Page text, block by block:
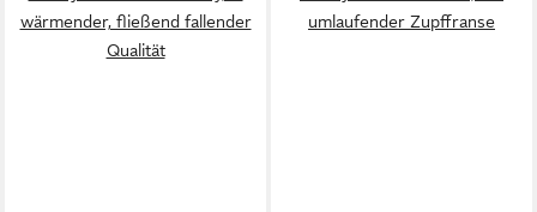
wärmender, fließend fallender
Qualität
umlaufender Zupffranse